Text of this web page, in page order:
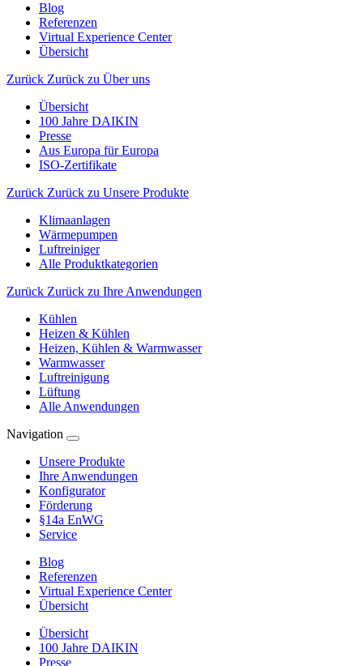
Blog
Referenzen
Virtual Experience Center
Übersicht
Zurück Zurück zu Über uns
Übersicht
100 Jahre DAIKIN
Presse
Aus Europa für Europa
ISO-Zertifikate
Zurück Zurück zu Unsere Produkte
Klimaanlagen
Wärmepumpen
Luftreiniger
Alle Produktkategorien
Zurück Zurück zu Ihre Anwendungen
Kühlen
Heizen & Kühlen
Heizen, Kühlen & Warmwasser
Warmwasser
Luftreinigung
Lüftung
Alle Anwendungen
Navigation
Unsere Produkte
Ihre Anwendungen
Konfigurator
Förderung
§14a EnWG
Service
Blog
Referenzen
Virtual Experience Center
Übersicht
Übersicht
100 Jahre DAIKIN
Presse